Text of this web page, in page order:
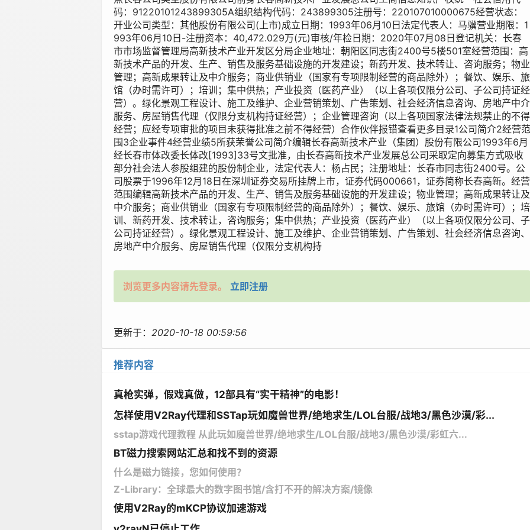
码：91220101243899305A组织结构代码：243899305注册号：220107010000675经营状态：
开业公司类型：其他股份有限公司(上市)成立日期：1993年06月10日法定代表人：马骥营业期限：1
993年06月10日-注册资本：40,472.029万(元)审核/年检日期：2020年07月08日登记机关：长春
市市场监督管理局高新技术产业开发区分局企业地址：朝阳区同志街2400号5楼501室经营范围：高
新技术产品的开发、生产、销售及服务基础设施的开发建设；新药开发、技术转让、咨询服务；物业
管理；高新成果转让及中介服务；商业供销业（国家有专项限制经营的商品除外）；餐饮、娱乐、旅
馆（办时需许可）；培训；集中供热；产业投资（医药产业）（以上各项仅限分公司、子公司持证经
营）。绿化景观工程设计、施工及维护、企业营销策划、广告策划、社会经济信息咨询、房地产中介
服务、房屋销售代理（仅限分支机构持证经营）；企业管理咨询（以上各项国家法律法规禁止的不得
经营；应经专项审批的项目未获得批准之前不得经营）合作伙伴报错查看更多目录1公司简介2经营范
围3企业事件4经营业绩5所获荣誉公司简介编辑长春高新技术产业（集团）股份有限公司1993年6月
经长春市体改委长体改[1993]33号文批准，由长春高新技术产业发展总公司采取定向募集方式吸收
部分社会法人参股组建的股份制企业，法定代表人：杨占民；注册地址：长春市同志街2400号。公
司股票于1996年12月18日在深圳证券交易所挂牌上市，证券代码000661，证券简称长春高新。经营
范围编辑高新技术产品的开发、生产、销售及服务基础设施的开发建设；物业管理；高新成果转让及
中介服务；商业供销业（国家有专项限制经营的商品除外）；餐饮、娱乐、旅馆（办时需许可）；培
训、新药开发、技术转让，咨询服务；集中供热；产业投资（医药产业）（以上各项仅限分公司、子
公司持证经营）。绿化景观工程设计、施工及维护、企业营销策划、广告策划、社会经济信息咨询、
房地产中介服务、房屋销售代理（仅限分支机构持
浏览更多内容请先登录。 立即注册
更新于： 2020-10-18 00:59:56
推荐内容
真枪实弹，假戏真做，12部具有“实干精神”的电影！
怎样使用V2Ray代理和SSTap玩如魔兽世界/绝地求生/LOL台服/战地3/黑色沙漠/彩...
sstap游戏代理教程 从此玩如魔兽世界/绝地求生/LOL台服/战地3/黑色沙漠/彩虹六...
BT磁力搜索网站汇总和找不到的资源
什么是磁力链接，您如何使用？
Z-Library：全球最大的数字图书馆/含打不开的解决方案/镜像
使用V2Ray的mKCP协议加速游戏